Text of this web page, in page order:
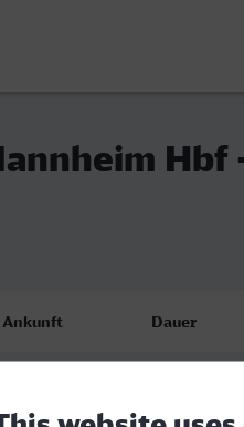
Hbf
Ankunft Dauer
22.08.26